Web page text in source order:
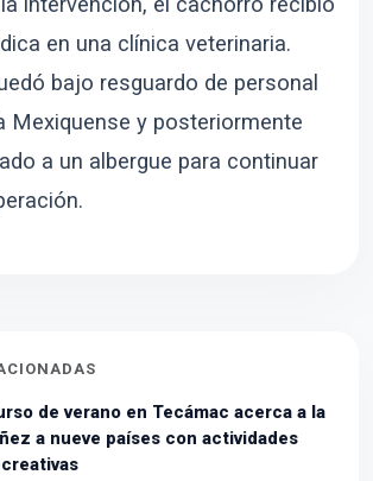
en una clínica veterinaria.
bajo resguardo de personal
Mexiquense y posteriormente
a un albergue para continuar
de verano en Tecámac acerca a la
a nueve países con actividades